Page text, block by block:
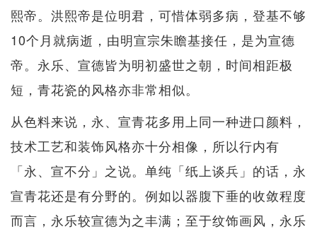
熙帝。洪熙帝是位明君，可惜体弱多病，登基不够
10个月就病逝，由明宣宗朱瞻基接任，是为宣德
帝。永乐、宣德皆为明初盛世之朝，时间相距极
短，青花瓷的风格亦非常相似。
从色料来说，永、宣青花多用上同一种进口颜料，
技术工艺和装饰风格亦十分相像，所以行内有
「永、宣不分」之说。单纯「纸上谈兵」的话，永
宣青花还是有分野的。例如以器腹下垂的收敛程度
而言，永乐较宣德为之丰满；至于纹饰画风，永乐